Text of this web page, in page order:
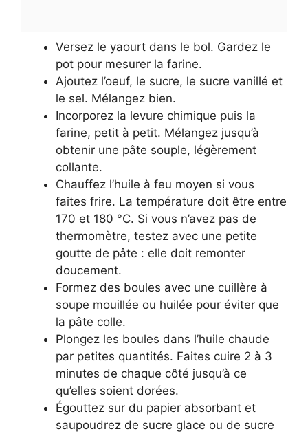
Versez le yaourt dans le bol. Gardez le
pot pour mesurer la farine.
Ajoutez l’oeuf, le sucre, le sucre vanillé et
le sel. Mélangez bien.
Incorporez la levure chimique puis la
farine, petit à petit. Mélangez jusqu’à
obtenir une pâte souple, légèrement
collante.
Chauffez l’huile à feu moyen si vous
faites frire. La température doit être entre
170 et 180 °C. Si vous n’avez pas de
thermomètre, testez avec une petite
goutte de pâte : elle doit remonter
doucement.
Formez des boules avec une cuillère à
soupe mouillée ou huilée pour éviter que
la pâte colle.
Plongez les boules dans l’huile chaude
par petites quantités. Faites cuire 2 à 3
minutes de chaque côté jusqu’à ce
qu’elles soient dorées.
Égouttez sur du papier absorbant et
saupoudrez de sucre glace ou de sucre